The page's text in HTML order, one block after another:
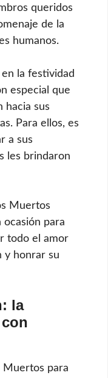
queridos
de la
humanos.
la festividad
especial que
hacia sus
Para ellos, es
a sus
les brindaron
Muertos
para
todo el amor
y honrar su
la
Muertos para